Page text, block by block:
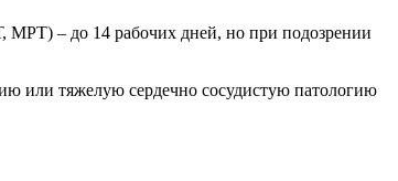
МРТ) – до 14 рабочих дней, но при подозрении
или тяжелую сердечно сосудистую патологию